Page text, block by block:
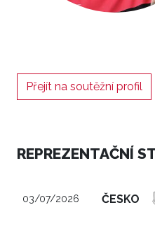
Přejít na soutěžní profil
REPREZENTAČNÍ
03/07/2026 ČESKO